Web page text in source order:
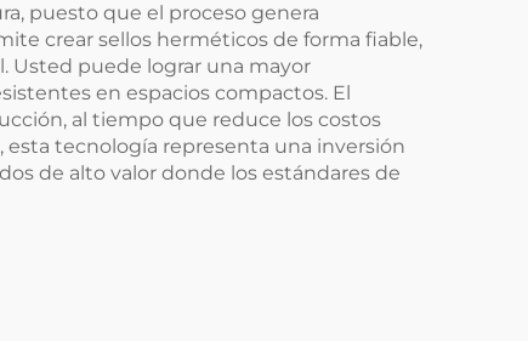
puesto que el proceso genera
crear sellos herméticos de forma fiable,
Usted puede lograr una mayor
en espacios compactos. El
al tiempo que reduce los costos
esta tecnología representa una inversión
de alto valor donde los estándares de